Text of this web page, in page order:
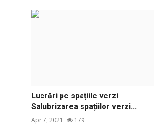
Lucrări pe spațiile verzi
Salubrizarea spațiilor verzi...
Apr 7, 2021 179